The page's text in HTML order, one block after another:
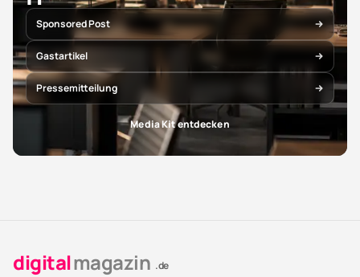
Sponsored Post
Gastartikel
Pressemitteilung
Media Kit entdecken
digitalmagazin .de